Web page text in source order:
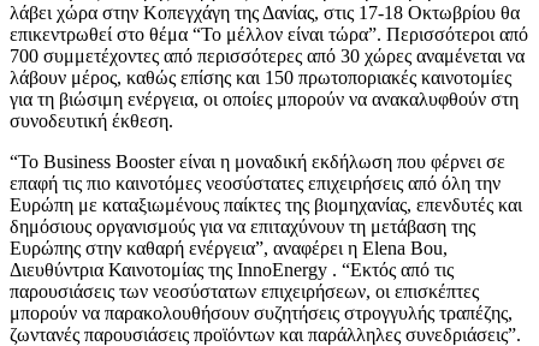
λάβει χώρα στην Κοπεγχάγη της Δανίας, στις 17-18 Οκτωβρίου θα
επικεντρωθεί στο θέμα “Το μέλλον είναι τώρα”. Περισσότεροι από
700 συμμετέχοντες από περισσότερες από 30 χώρες αναμένεται να
λάβουν μέρος, καθώς επίσης και 150 πρωτοποριακές καινοτομίες
για τη βιώσιμη ενέργεια, οι οποίες μπορούν να ανακαλυφθούν στη
συνοδευτική έκθεση.
“Το Business Booster είναι η μοναδική εκδήλωση που φέρνει σε
επαφή τις πιο καινοτόμες νεοσύστατες επιχειρήσεις από όλη την
Ευρώπη με καταξιωμένους παίκτες της βιομηχανίας, επενδυτές και
δημόσιους οργανισμούς για να επιταχύνουν τη μετάβαση της
Ευρώπης στην καθαρή ενέργεια”, αναφέρει η Elena Bou,
Διευθύντρια Καινοτομίας της InnoEnergy . “Εκτός από τις
παρουσιάσεις των νεοσύστατων επιχειρήσεων, οι επισκέπτες
μπορούν να παρακολουθήσουν συζητήσεις στρογγυλής τραπέζης,
ζωντανές παρουσιάσεις προϊόντων και παράλληλες συνεδριάσεις”.